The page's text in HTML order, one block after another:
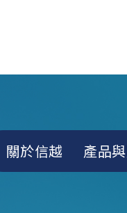
關於信越 產品